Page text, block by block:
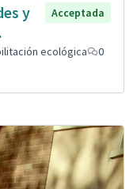
y
Acceptada
ecológica
0